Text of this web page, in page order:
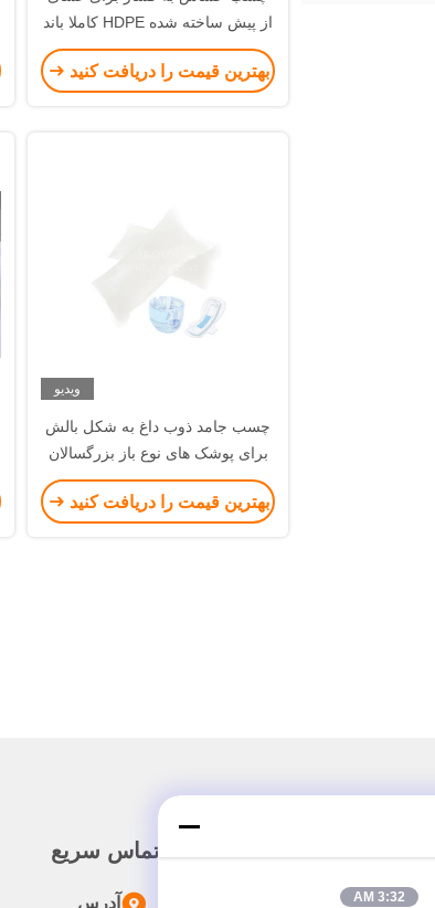
از پیش ساخته شده HDPE کاملا باند
بهترین قیمت را دریافت کنید
ویدیو
چسب جامد ذوب داغ به شکل بالش
برای پوشک های نوع باز بزرگسالان
بهترین قیمت را دریافت کنید
تماس سریع
آدرس 3:32 AM